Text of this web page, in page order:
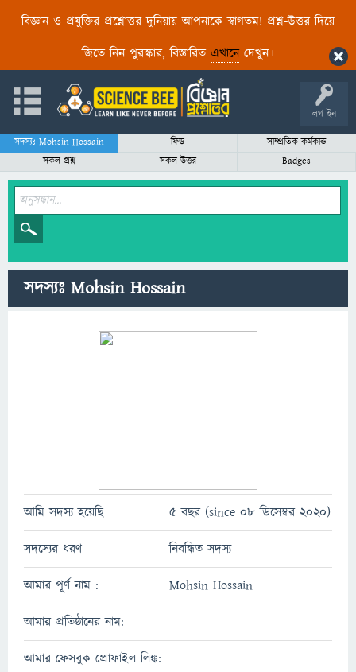
বিজ্ঞান ও প্রযুক্তির প্রশ্নোত্তর দুনিয়ায় আপনাকে স্বাগতম! প্রশ্ন-উত্তর দিয়ে
জিতে নিন পুরস্কার, বিস্তারিত এখানেদেখুন।
লগ ইন
সদস্যঃ Mohsin Hossain ফিড
সাম্প্রতিক কর্মকান্ড
সকল প্রশ্ন
সকল উত্তর Badges
সদস্যঃ Mohsin Hossain
আমি সদস্য হয়েছি 5 বছর (since 08 ডিসেম্বর 2020)
সদস্যের ধরণ নিবন্ধিত সদস্য
আমার পূর্ণ নাম : Mohsin Hossain
আমার প্রতিষ্ঠানের নাম:
আমার ফেসবুক প্রোফাইল লিঙ্ক: